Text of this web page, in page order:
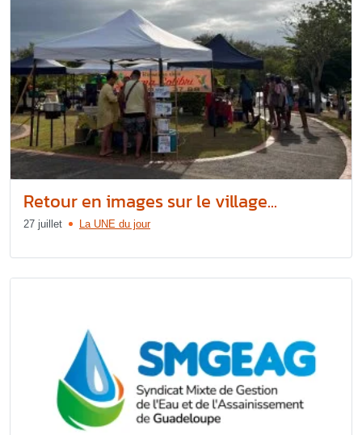
Retour en images sur le village...
27 juillet La UNE du jour